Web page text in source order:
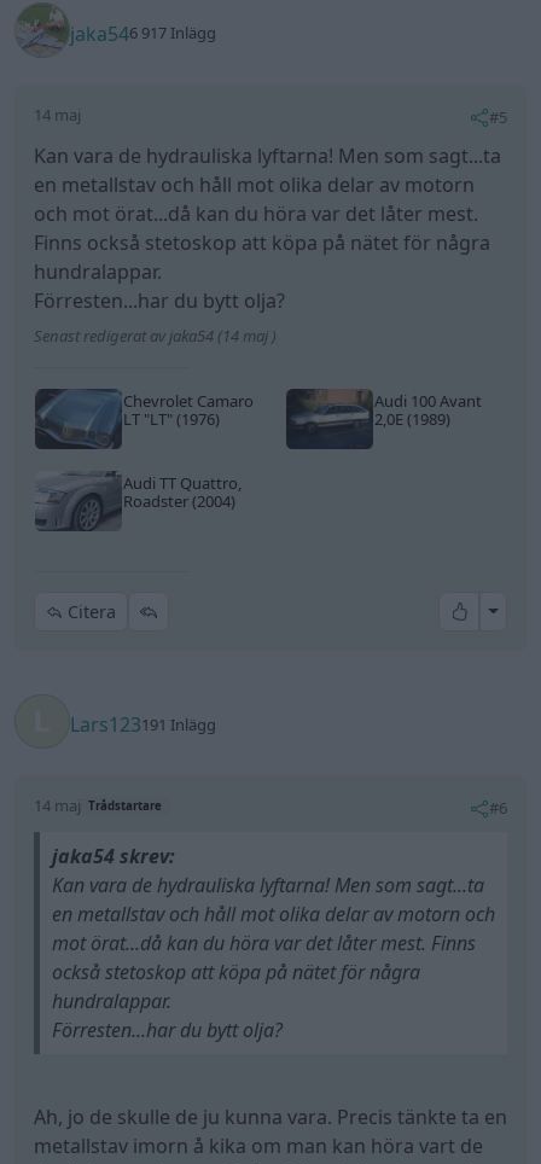
jaka546 917 Inlägg
14 maj #5
Kan vara de hydrauliska lyftarna! Men som sagt...ta
en metallstav och håll mot olika delar av motorn
och mot örat...då kan du höra var det låter mest.
Finns också stetoskop att köpa på nätet för några
hundralappar.
Förresten...har du bytt olja?
Senast redigerat av jaka54 (14 maj )
Chevrolet Camaro
LT "LT"(1976)
Audi 100 Avant
2,0E (1989)
Audi TT Quattro,
Roadster (2004)
Citera All
Lars123191 Inlägg
14 maj Trådstartare #6
jaka54 skrev:
Kan vara de hydrauliska lyftarna! Men som sagt...ta
en metallstav och håll mot olika delar av motorn och
mot örat...då kan du höra var det låter mest. Finns
också stetoskop att köpa på nätet för några
hundralappar.
Förresten...har du bytt olja?
Ah, jo de skulle de ju kunna vara. Precis tänkte ta en
metallstav imorn å kika om man kan höra vart de